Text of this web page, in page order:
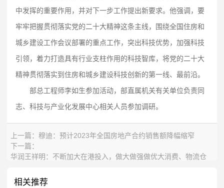
中发挥的重要作用，并对下一步工作提出新要求。他强调，要
牢牢把握贯彻落实党的二十大精神这条主线，围绕全国住房和
城乡建设工作会议部署的重点工作，突出科技优势，加强科技
引领，着力打造具有行业支柱作用的科技智库，将党的二十大
精神贯彻落实到住房和城乡建设科技创新的第一线、最前沿。
部总工程师李如生参加活动，部直属机关有关单位负责同
志、科技与产业化发展中心相关人员参加调研。
上一篇： 穆迪：预计2023年全国房地产合约销售额降幅缩窄
下一篇：
华润王祥明：不断加大在港投入，做大做强做优大消费、物流仓
相关推荐